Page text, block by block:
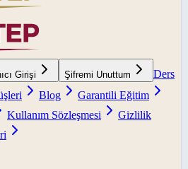
Girişi Şifremi Unuttum
Ders
Blog
Garantili Eğitim
Kullanım Sözleşmesi
Gizlilik